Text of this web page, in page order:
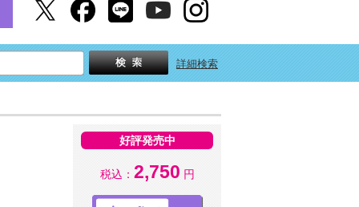
詳細検索
好評発売中
税込： 2,750 円